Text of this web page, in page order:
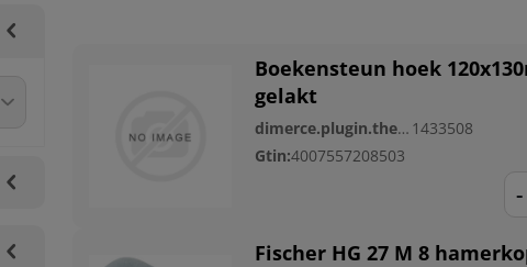
Boekensteun hoek
gelakt
dimerce.plugin.theme.productnr: 1433508
Gtin:4007557208503
-
Fischer HG 27 M 8